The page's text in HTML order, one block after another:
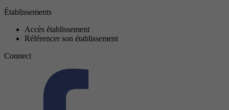
Établissements
Accès établissement
Référencer son établissement
Connect